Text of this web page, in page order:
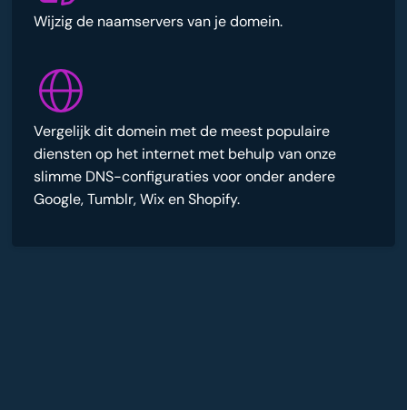
Wijzig de naamservers van je domein.
Vergelijk dit domein met de meest populaire
diensten op het internet met behulp van onze
slimme DNS-configuraties voor onder andere
Google, Tumblr, Wix en Shopify.